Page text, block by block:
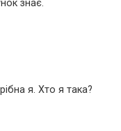
знає.
я. Хто я така?